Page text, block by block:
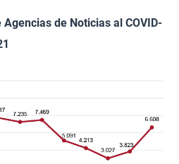
de Noticias al COVID-